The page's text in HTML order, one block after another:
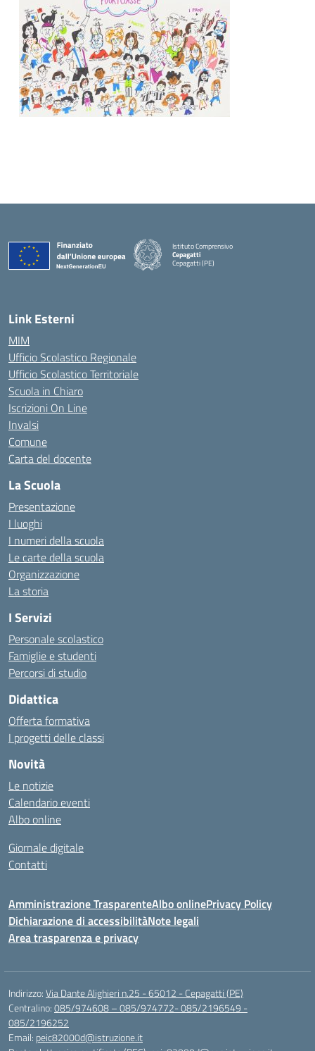
Istituto Comprensivo
Cepagatti
Cepagatti (PE)
— Visita la pagina iniziale della scuola
Link Esterni
MIM
Ufficio Scolastico Regionale
Ufficio Scolastico Territoriale
Scuola in Chiaro
Iscrizioni On Line
Invalsi
Comune
Carta del docente
La Scuola
Presentazione
I luoghi
I numeri della scuola
Le carte della scuola
Organizzazione
La storia
I Servizi
Personale scolastico
Famiglie e studenti
Percorsi di studio
Didattica
Offerta formativa
I progetti delle classi
Novità
Le notizie
Calendario eventi
Albo online
Giornale digitale
Contatti
Amministrazione TrasparenteAlbo onlinePrivacy Policy
Dichiarazione di accessibilitàNote legali
Area trasparenza e privacy
Indirizzo:Via Dante Alighieri n.25 - 65012 - Cepagatti (PE)
Centralino:085/974608 – 085/974772- 085/2196549 -
085/2196252
Email: peic82000d@istruzione.it